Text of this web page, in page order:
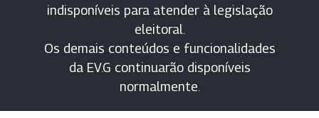
indisponíveis para atender à legislação
eleitoral.
Os demais conteúdos e funcionalidades
da EV.G continuarão disponíveis
normalmente.